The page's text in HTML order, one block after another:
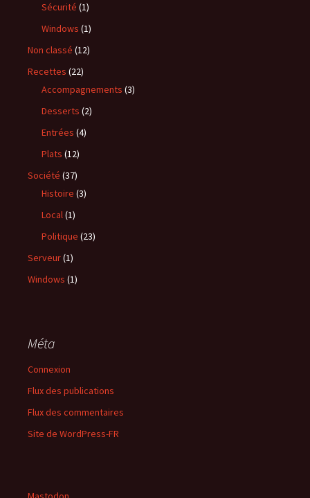
Sécurité (1)
Windows (1)
Non classé (12)
Recettes (22)
Accompagnements (3)
Desserts (2)
Entrées (4)
Plats (12)
Société (37)
Histoire (3)
Local(1)
Politique (23)
Serveur(1)
Windows (1)
Méta
Connexion
Flux des publications
Flux des commentaires
Site de WordPress-FR